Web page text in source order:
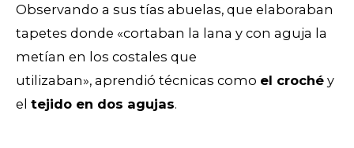
Observando a sus tías abuelas, que elaboraban
tapetes donde «cortaban la lana y con aguja la
metían en los costales que
utilizaban», aprendió técnicas como el croché y
el tejido en dos agujas.